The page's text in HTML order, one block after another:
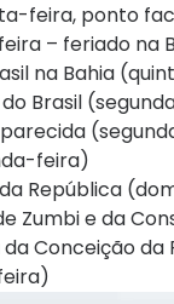
feira, ponto
– feriado na
na Bahia
Brasil
feira)
República
Zumbi e da
da Conceição